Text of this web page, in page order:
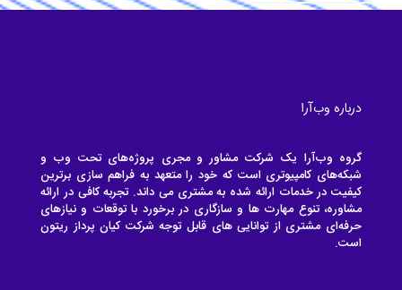
درباره وب‌آرا
گروه وب‌آرا یک شرکت مشاور و مجری پروژه‌های تحت وب و
شبکه‌های کامپیوتری است که خود را متعهد به فراهم سازی برترین
کیفیت در خدمات ارائه شده به مشتری می داند. تجربه کافی در ارائه
مشاوره، تنوع مهارت‌ ها و سازگاری در برخورد با توقعات و نیازهای
حرفه‌ای مشتری از توانایی های قابل توجه شرکت کیان پرداز ریتون
است.